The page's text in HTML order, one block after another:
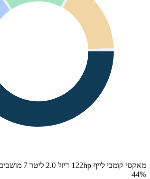
מאקסי קומבי לייף 122hp דיזל 2.0 ליטר 7 מושבים
44%